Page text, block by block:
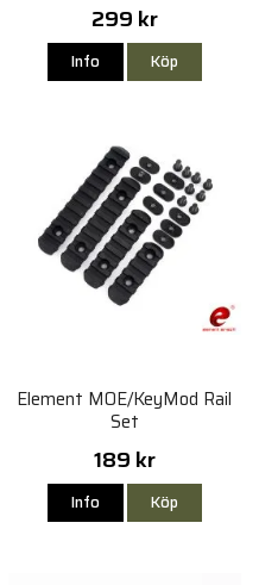
299 kr
Info Köp
Element MOE/KeyMod Rail
Set
189 kr
Info Köp